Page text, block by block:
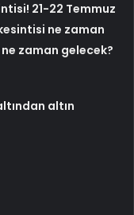
21-22 Temmuz
ne zaman
zaman gelecek?
altın